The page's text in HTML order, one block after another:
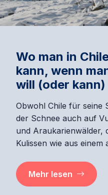
Wo man in
kann, wenn
will (oder kann)
Obwohl Chile für seine
der Schnee auch auf
und Araukarienwälder,
Kulissen wie aus
Mehr lesen